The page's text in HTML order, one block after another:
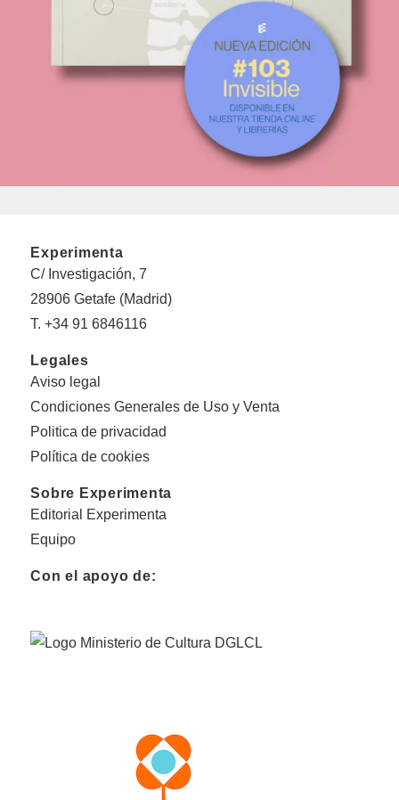
Experimenta
C/ Investigación, 7
28906 Getafe (Madrid)
T. +34 91 6846116
Legales
Aviso legal
Condiciones Generales de Uso y Venta
Politica de privacidad
Política de cookies
Sobre Experimenta
Editorial Experimenta
Equipo
Con el apoyo de: